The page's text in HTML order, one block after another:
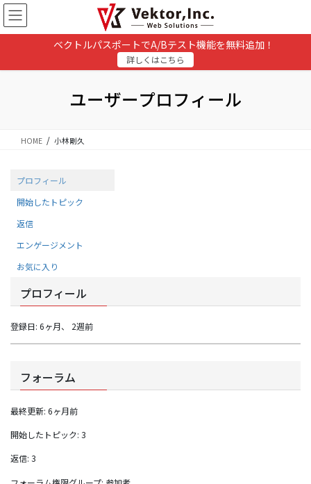
コ
ン
テ
ナ
ビ
ゲ
ベクトルパスポートでA/Bテスト機能を無料追加！
詳しくはこちら
ユーザープロフィール
HOME 小林剛久
プロフィール
開始したトピック
返信
エンゲージメント
お気に入り
プロフィール
登録日: 6ヶ月、 2週前
フォーラム
最終更新: 6ヶ月前
開始したトピック: 3
返信: 3